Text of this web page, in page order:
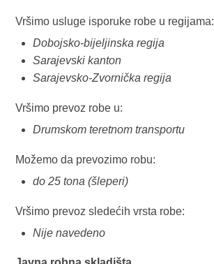
Vršimo usluge isporuke robe u regijama:
Dobojsko-bijeljinska regija
Sarajevski kanton
Sarajevsko-Zvornička regija
Vršimo prevoz robe u:
Drumskom teretnom transportu
Možemo da prevozimo robu:
do 25 tona (šleperi)
Vršimo prevoz sledećih vrsta robe:
Nije navedeno